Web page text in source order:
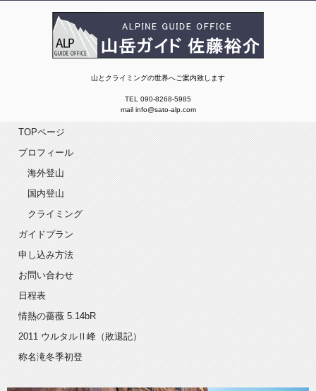
山とクライミングの世界へご案内致します
TEL 090-8268-5985
mail info@sato-alp.com
TOPページ
プロフィール
海外登山
国内登山
クライミング
ガイドプラン
申し込み方法
お問い合わせ
日程表
情熱の薔薇 5.14bR
2011 ウルタルⅡ峰（敗退記）
称名滝冬季初登